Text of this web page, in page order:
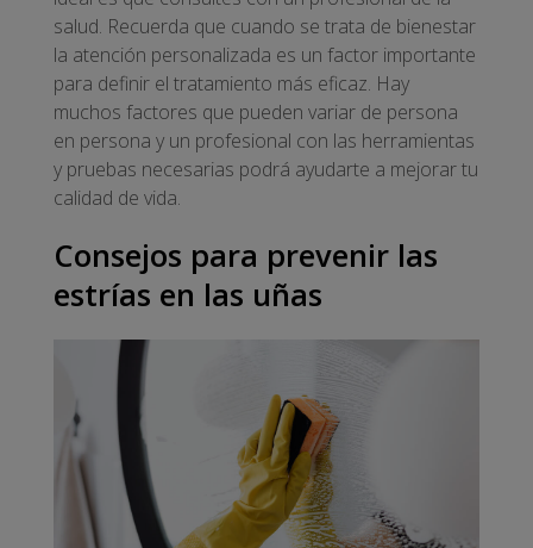
salud. Recuerda que cuando se trata de bienestar
la atención personalizada es un factor importante
para definir el tratamiento más eficaz. Hay
muchos factores que pueden variar de persona
en persona y un profesional con las herramientas
y pruebas necesarias podrá ayudarte a mejorar tu
calidad de vida.
Consejos para prevenir las
estrías en las uñas